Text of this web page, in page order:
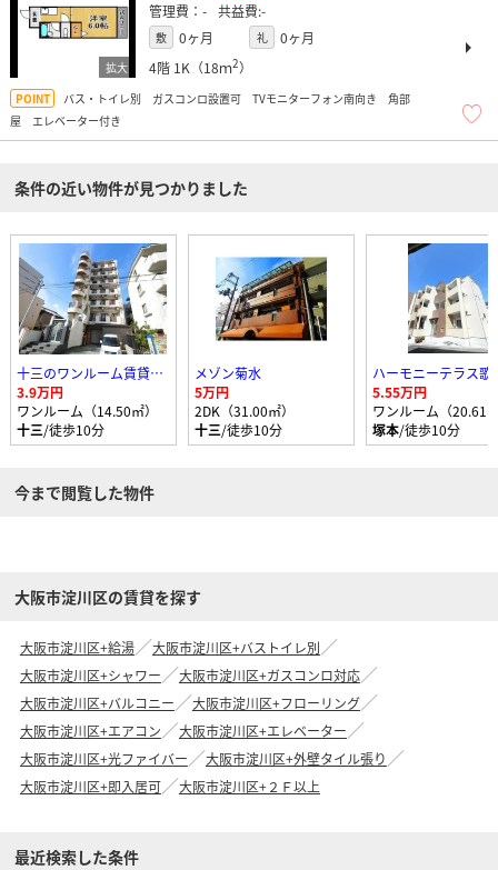
- -
敷 0ヶ月 礼
0ヶ月
4階 1K（18ｍ2）
バス・トイレ別 ガスコンロ設置可 TVモニターフォン南向き 角部
屋 エレベーター付き
条件の近い物件が見つかりました
十三のワンルーム賃貸マンション
3.9万円
ワンルーム（14.50㎡）
十三/徒歩10分
メゾン菊水
5万円
2DK（31.00㎡）
十三/徒歩10分
ハーモニーテラス
5.55万円
ワンルーム（20.61
塚本/徒歩10分
今まで閲覧した物件
大阪市淀川区の賃貸を探す
大阪市淀川区+給湯
大阪市淀川区+バストイレ別
大阪市淀川区+シャワー
大阪市淀川区+ガスコンロ対応
大阪市淀川区+バルコニー
大阪市淀川区+フローリング
大阪市淀川区+エアコン
大阪市淀川区+エレベーター
大阪市淀川区+光ファイバー
大阪市淀川区+外壁タイル張り
大阪市淀川区+即入居可
大阪市淀川区+２Ｆ以上
最近検索した条件